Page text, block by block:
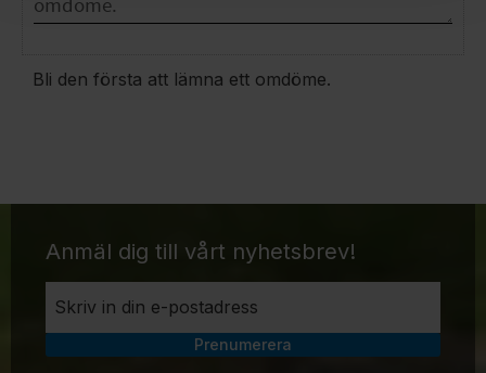
Bli den första att lämna ett omdöme.
Anmäl dig till vårt nyhetsbrev!
Prenumerera